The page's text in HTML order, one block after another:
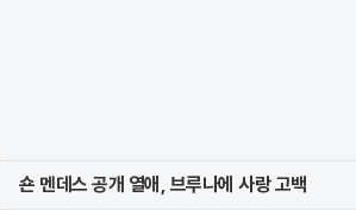
숀 멘데스 공개 열애, 브루나에 사랑 고백